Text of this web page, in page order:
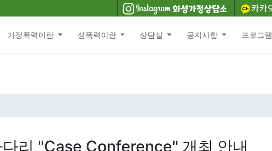
가정폭력이란 성폭력이란 상담실 공지사항 프로그램
리 "Case Conference" 개최 안내